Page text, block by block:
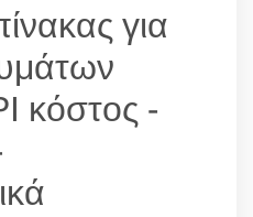
για
κόστος -